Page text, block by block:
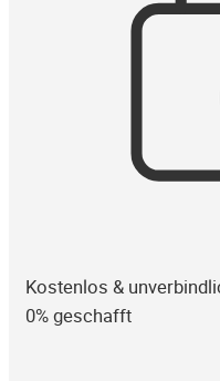
Kostenlos &
0% geschafft